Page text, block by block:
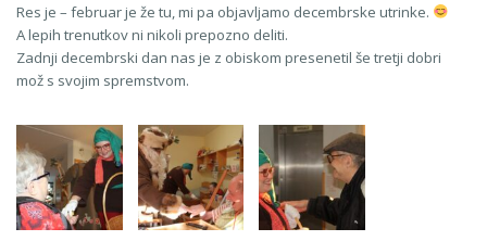
Res je – februar je že tu, mi pa objavljamo decembrske utrinke.
A lepih trenutkov ni nikoli prepozno deliti.
Zadnji decembrski dan nas je z obiskom presenetil še tretji dobri
mož s svojim spremstvom.